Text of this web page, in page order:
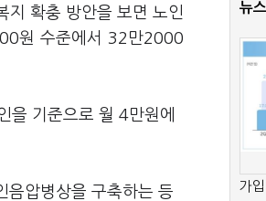
확충 방안을 보면 노인
원 수준에서 32만2000
기준으로 월 4만원에
음압병상을 구축하는 등
뉴
가